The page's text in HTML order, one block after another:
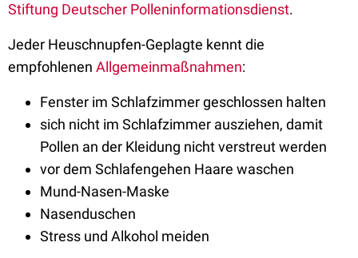
Stiftung Deutscher Polleninformationsdienst.
Jeder Heuschnupfen-Geplagte kennt die
empfohlenen Allgemeinmaßnahmen:
Fenster im Schlafzimmer geschlossen halten
sich nicht im Schlafzimmer ausziehen, damit
Pollen an der Kleidung nicht verstreut werden
vor dem Schlafengehen Haare waschen
Mund-Nasen-Maske
Nasenduschen
Stress und Alkohol meiden